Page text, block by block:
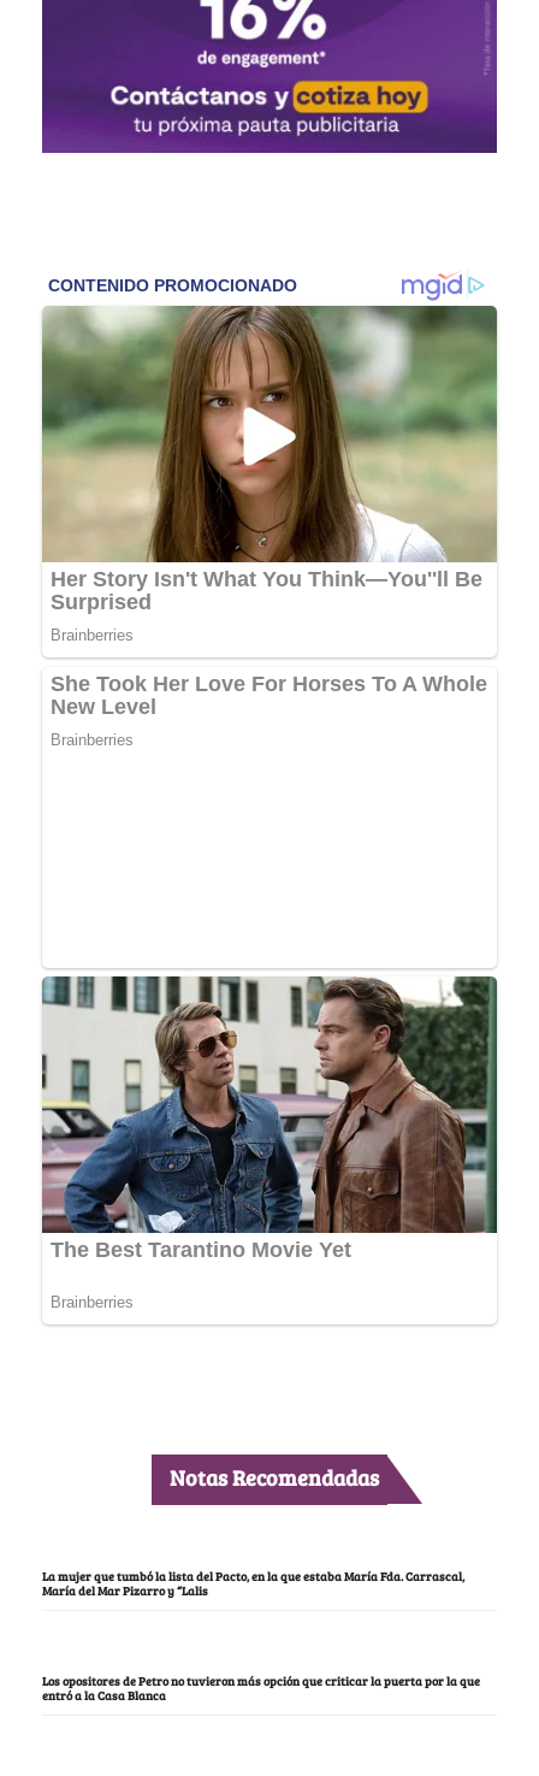
Notas Recomendadas
La mujer que tumbó la lista del Pacto, en la que estaba María Fda. Carrascal,
María del Mar Pizarro y “Lalis
Los opositores de Petro no tuvieron más opción que criticar la puerta por la que
entró a la Casa Blanca